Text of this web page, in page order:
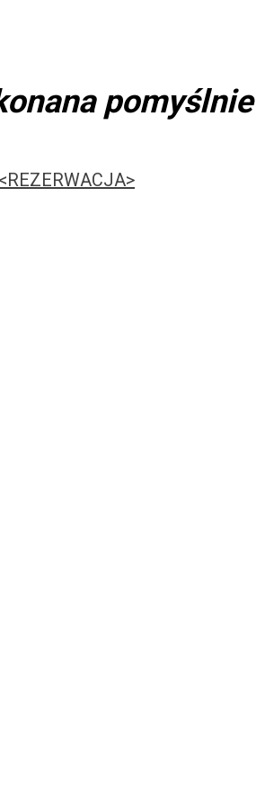
pomyślnie
<REZERWACJA>